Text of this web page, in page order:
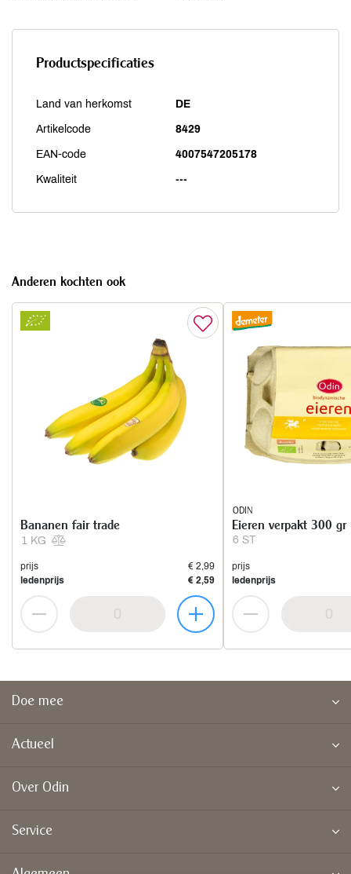
Productspecificaties
Land van herkomst DE
Artikelcode 8429
EAN-code 4007547205178
Kwaliteit ---
Anderen kochten ook
1 KG
Bananen fair trade
prijs
€ 2,99
ledenprijs
€ 2,59
ODIN
6 ST
Eieren verpakt 300 gr
prijs
ledenprijs
Doe mee
Actueel
Over Odin
Service